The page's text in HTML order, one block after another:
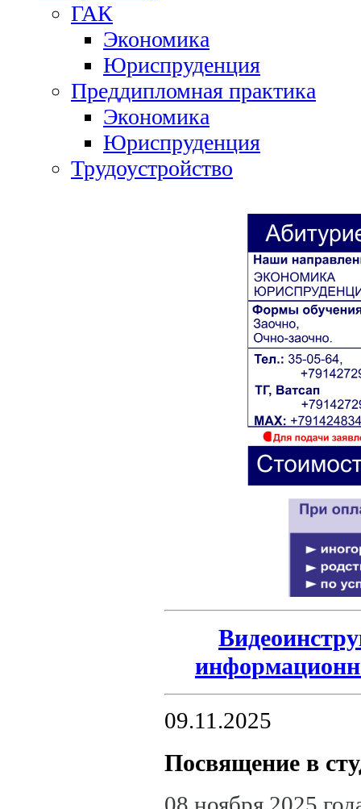
ГАК
Экономика
Юриспруденция
Преддипломная практика
Экономика
Юриспруденция
Трудоустройство
09.11.2025
Посвящение в